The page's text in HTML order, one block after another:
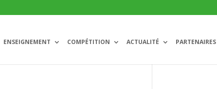
ENSEIGNEMENT COMPÉTITION ACTUALITÉ PARTENAIRES